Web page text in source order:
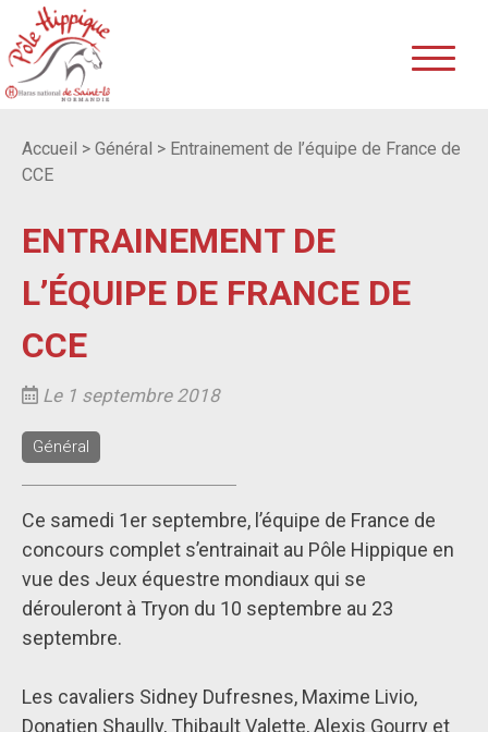
Accueil > Général > Entrainement de l’équipe de France de
CCE
ENTRAINEMENT DE
L’ÉQUIPE DE FRANCE DE
CCE
Le 1 septembre 2018
Général
Ce samedi 1er septembre, l’équipe de France de
concours complet s’entrainait au Pôle Hippique en
vue des Jeux équestre mondiaux qui se
dérouleront à Tryon du 10 septembre au 23
septembre.
Les cavaliers Sidney Dufresnes, Maxime Livio,
Donatien Shaully, Thibault Valette, Alexis Gourry et